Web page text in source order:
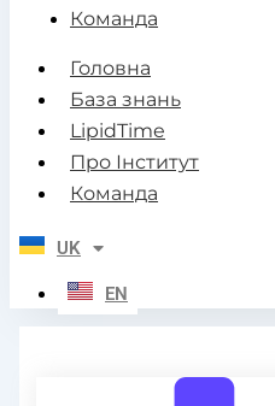
Команда
Головна
База знань
LipidTime
Про Інститут
Команда
UK
EN